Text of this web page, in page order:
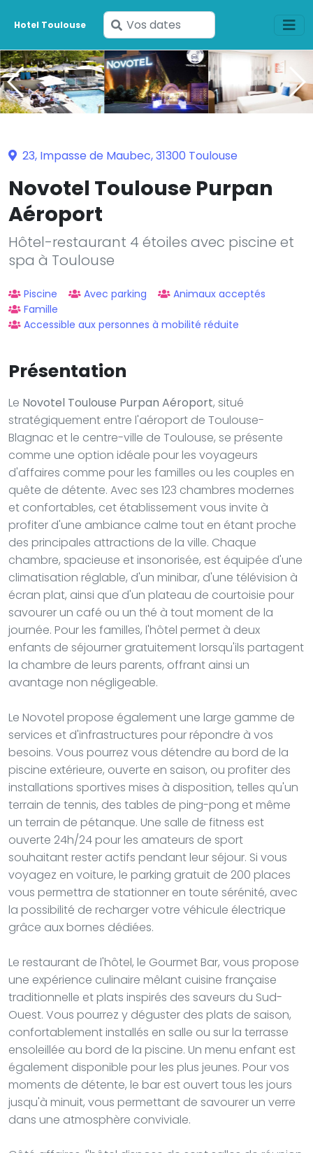
Hotel Toulouse
Saisissez
vos
dates
23, Impasse de Maubec, 31300 Toulouse
Novotel Toulouse Purpan
Aéroport
Hôtel-restaurant 4 étoiles avec piscine et
spa à Toulouse
Piscine Avec parking
Animaux acceptés
Famille
Accessible aux personnes à mobilité réduite
Présentation
Le Novotel Toulouse Purpan Aéroport, situé
stratégiquement entre l'aéroport de Toulouse-
Blagnac et le centre-ville de Toulouse, se présente
comme une option idéale pour les voyageurs
d'affaires comme pour les familles ou les couples en
quête de détente. Avec ses 123 chambres modernes
et confortables, cet établissement vous invite à
profiter d'une ambiance calme tout en étant proche
des principales attractions de la ville. Chaque
chambre, spacieuse et insonorisée, est équipée d'une
climatisation réglable, d'un minibar, d'une télévision à
écran plat, ainsi que d'un plateau de courtoisie pour
savourer un café ou un thé à tout moment de la
journée. Pour les familles, l'hôtel permet à deux
enfants de séjourner gratuitement lorsqu'ils partagent
la chambre de leurs parents, offrant ainsi un
avantage non négligeable.
Le Novotel propose également une large gamme de
services et d'infrastructures pour répondre à vos
besoins. Vous pourrez vous détendre au bord de la
piscine extérieure, ouverte en saison, ou profiter des
installations sportives mises à disposition, telles qu'un
terrain de tennis, des tables de ping-pong et même
un terrain de pétanque. Une salle de fitness est
ouverte 24h/24 pour les amateurs de sport
souhaitant rester actifs pendant leur séjour. Si vous
voyagez en voiture, le parking gratuit de 200 places
vous permettra de stationner en toute sérénité, avec
la possibilité de recharger votre véhicule électrique
grâce aux bornes dédiées.
Le restaurant de l'hôtel, le Gourmet Bar, vous propose
une expérience culinaire mêlant cuisine française
traditionnelle et plats inspirés des saveurs du Sud-
Ouest. Vous pourrez y déguster des plats de saison,
confortablement installés en salle ou sur la terrasse
ensoleillée au bord de la piscine. Un menu enfant est
également disponible pour les plus jeunes. Pour vos
moments de détente, le bar est ouvert tous les jours
jusqu'à minuit, vous permettant de savourer un verre
dans une atmosphère conviviale.